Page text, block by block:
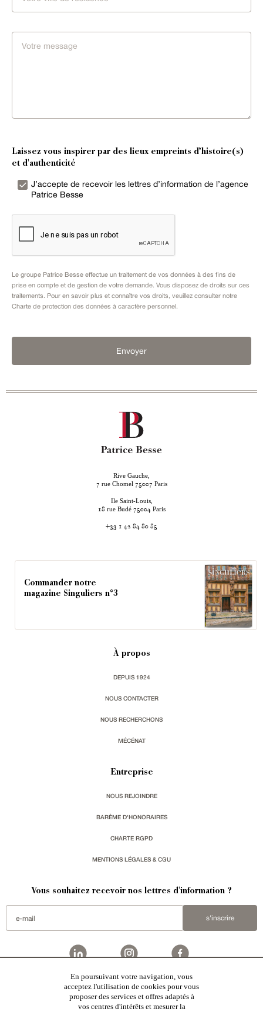
Laissez vous inspirer par des lieux empreints d’histoire(s)
et d'authenticité
J’accepte de recevoir les lettres d’information de l’agence
Patrice Besse
Le groupe Patrice Besse effectue un traitement de vos données à des fins de
prise en compte et de gestion de votre demande. Vous disposez de droits sur ces
traitements. Pour en savoir plus et connaître vos droits, veuillez consulter notre
Charte de protection des données à caractère personnel.
Envoyer
Rive Gauche,
7 rue Chomel 75007 Paris
Ile Saint-Louis,
18 rue Budé 75004 Paris
+33 1 42 84 80 85
Commander notre
magazine Singuliers n°3
À propos
DEPUIS 1924
NOUS CONTACTER
NOUS RECHERCHONS
MÉCÉNAT
Entreprise
NOUS REJOINDRE
BARÈME D'HONORAIRES
CHARTE RGPD
MENTIONS LÉGALES & CGU
Vous souhaitez recevoir nos lettres d'information ?
s'inscrire
Patrice Besse est une agence immobilière basée à Paris, ayant créé un réseau national spécialisé
dans la vente de bâtiments de caractère:
demeures & maisons
appartements,Architecture du 20ème S.,monuments historiques
mas & corps de ferme,maisons de village,chalets
En poursuivant votre navigation, vous
acceptez l'utilisation de cookies pour vous
proposer des services et offres adaptés à
vos centres d'intérêts et mesurer la